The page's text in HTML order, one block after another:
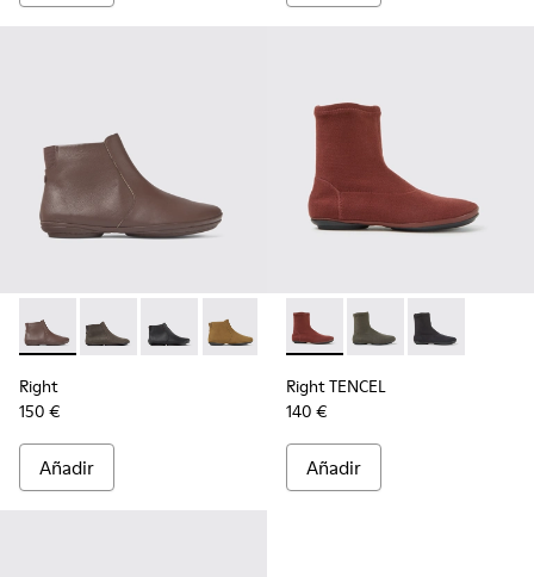
Right - K400313-014 - Botines marrones de piel para mujer
Right - K400313-019
Right - K400313-018
Right - K400313-013
Right - K400313-008
Right - K400313-002
Right
150 €
Añadir
Right TENCEL - K400573-
Right TENCEL -
Right
Right TENCEL
140 €
Añadir